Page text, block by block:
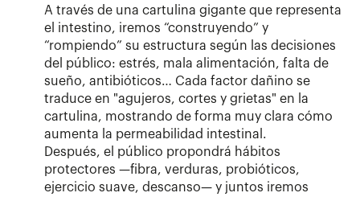
A través de una cartulina gigante que representa
el intestino, iremos “construyendo” y
“rompiendo” su estructura según las decisiones
del público: estrés, mala alimentación, falta de
sueño, antibióticos… Cada factor dañino se
traduce en "agujeros, cortes y grietas" en la
cartulina, mostrando de forma muy clara cómo
aumenta la permeabilidad intestinal.
Después, el público propondrá hábitos
protectores —fibra, verduras, probióticos,
ejercicio suave, descanso— y juntos iremos